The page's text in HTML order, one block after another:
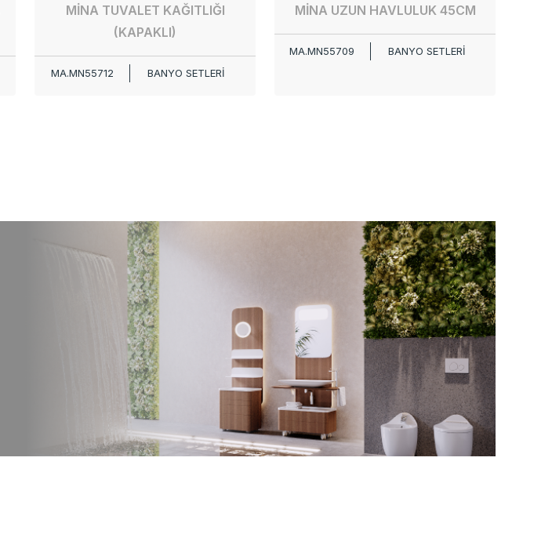
MİNA TUVALET KAĞITLIĞI
(KAPAKLI)
MA.MN55712 BANYO SETLERİ
MİNA UZUN HAVLULUK 45CM
MA.MN55709 BANYO SETLERİ